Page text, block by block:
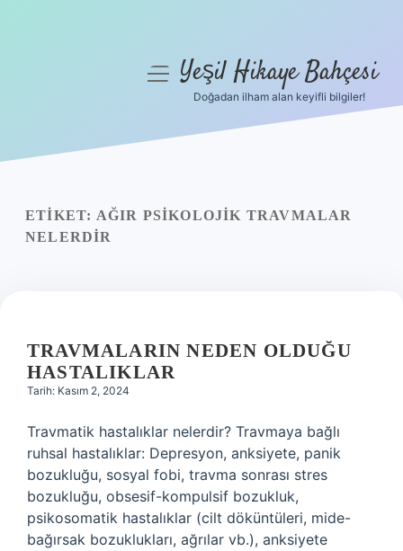
Yasal Uyarı
menüyüYeşil Hikaye Bahçesi
Doğadan ilham alan keyifli bilgiler!
ETIKET: AĞIR PSIKOLOJIK TRAVMALAR
NELERDIR
TRAVMALARIN NEDEN OLDUĞU
HASTALIKLAR
Tarih: Kasım 2, 2024
Travmatik hastalıklar nelerdir? Travmaya bağlı
ruhsal hastalıklar: Depresyon, anksiyete, panik
bozukluğu, sosyal fobi, travma sonrası stres
bozukluğu, obsesif-kompulsif bozukluk,
psikosomatik hastalıklar (cilt döküntüleri, mide-
bağırsak bozuklukları, ağrılar vb.), anksiyete